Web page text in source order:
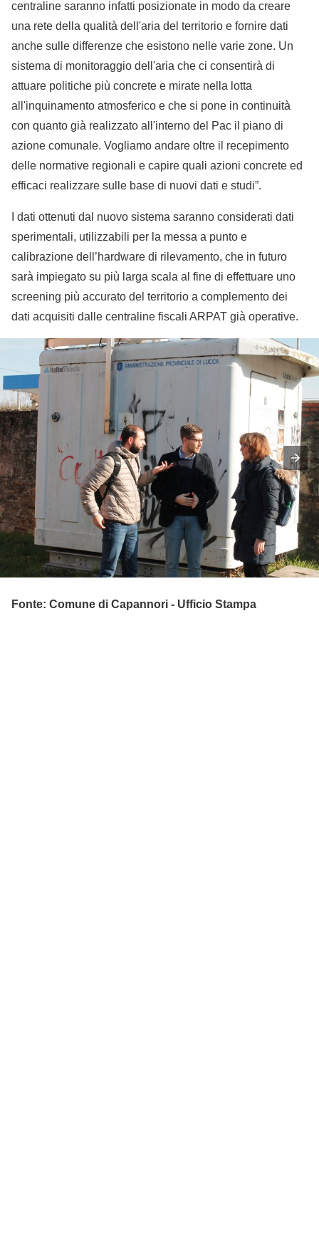
centraline saranno infatti posizionate in modo da creare
una rete della qualità dell'aria del territorio e fornire dati
anche sulle differenze che esistono nelle varie zone. Un
sistema di monitoraggio dell'aria che ci consentirà di
attuare politiche più concrete e mirate nella lotta
all'inquinamento atmosferico e che si pone in continuità
con quanto già realizzato all'interno del Pac il piano di
azione comunale. Vogliamo andare oltre il recepimento
delle normative regionali e capire quali azioni concrete ed
efficaci realizzare sulle base di nuovi dati e studi”.
I dati ottenuti dal nuovo sistema saranno considerati dati
sperimentali, utilizzabili per la messa a punto e
calibrazione dell’hardware di rilevamento, che in futuro
sarà impiegato su più larga scala al fine di effettuare uno
screening più accurato del territorio a complemento dei
dati acquisiti dalle centraline fiscali ARPAT già operative.
Fonte: Comune di Capannori - Ufficio Stampa